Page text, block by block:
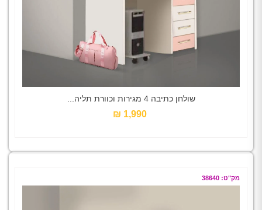
שולחן כתיבה 4 מגירות וכוורת תליה...
1,990 ₪‎
מק"ט: 38640